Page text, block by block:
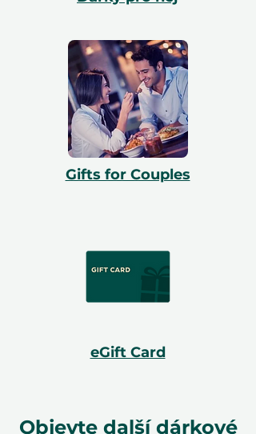
Gifts for Couples
eGift Card
Objevte další dárkové